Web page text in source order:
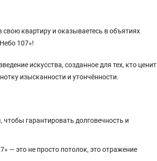
свою квартиру и оказываетесь в объятиях
107»!
искусства, созданное для тех, кто ценит
изысканности и утончённости.
гарантировать долговечность и
— это не просто потолок, это отражение